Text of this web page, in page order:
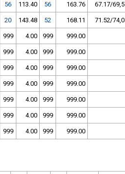
56 113.40 56 163.76 67.17/69,5
20 143.48 52 168.11 71.52/74,0
999 4.00 999 999.00
999 4.00 999 999.00
999 4.00 999 999.00
999 4.00 999 999.00
999 4.00 999 999.00
999 4.00 999 999.00
999 4.00 999 999.00